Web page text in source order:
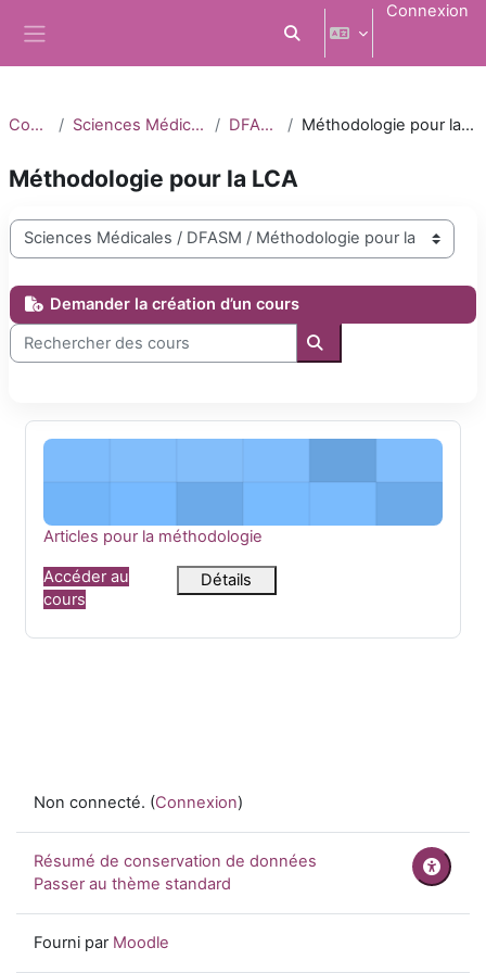
Activer/désactiver la
Connexion
Cours Sciences Médicales DFASM Méthodologie pour la LCA
Méthodologie pour la LCA
Catégories de cours
Demander la création d’un cours
Rechercher des cours
Rechercher des cours
Articles pour la méthodologie
Nom du cours
Articles pour la méthodologie
Accéder au
cours
Détails
Non connecté. (Connexion)
Résumé de conservation de données
Passer au thème standard
Fourni par Moodle